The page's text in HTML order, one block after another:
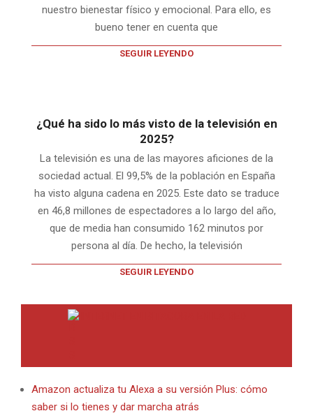
nuestro bienestar físico y emocional. Para ello, es
bueno tener en cuenta que
SEGUIR LEYENDO
¿Qué ha sido lo más visto de la televisión en
2025?
La televisión es una de las mayores aficiones de la
sociedad actual. El 99,5% de la población en España
ha visto alguna cadena en 2025. Este dato se traduce
en 46,8 millones de espectadores a lo largo del año,
que de media han consumido 162 minutos por
persona al día. De hecho, la televisión
SEGUIR LEYENDO
Amazon actualiza tu Alexa a su versión Plus: cómo
saber si lo tienes y dar marcha atrás